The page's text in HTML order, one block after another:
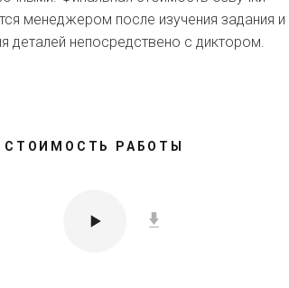
менеджером после изучения задания и
деталей непосредствено с диктором.
СТОИМОСТЬ РАБОТЫ